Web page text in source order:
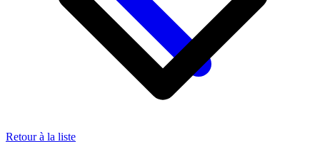
Retour à la liste